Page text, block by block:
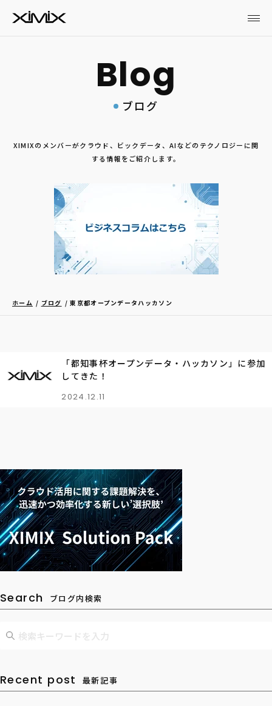
ブログ
XIMIXのメンバーがクラウド、ビックデータ、AIなどのテクノロジーに関
する情報をご紹介します。
ホーム ブログ 東京都オープンデータハッカソン
「都知事杯オープンデータ・ハッカソン」に参加
してきた！
2024.12.11
Search ブログ内検索
Recent post 最新記事